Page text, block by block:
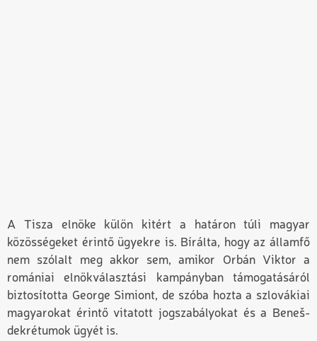
A Tisza elnöke külön kitért a határon túli magyar
közösségeket érintő ügyekre is. Bírálta, hogy az államfő
nem szólalt meg akkor sem, amikor Orbán Viktor a
romániai elnökválasztási kampányban támogatásáról
biztosította George Simiont, de szóba hozta a szlovákiai
magyarokat érintő vitatott jogszabályokat és a Beneš-
dekrétumok ügyét is.